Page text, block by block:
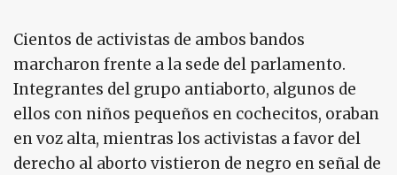
Cientos de activistas de ambos bandos
marcharon frente a la sede del parlamento.
Integrantes del grupo antiaborto, algunos de
ellos con niños pequeños en cochecitos, oraban
en voz alta, mientras los activistas a favor del
derecho al aborto vistieron de negro en señal de